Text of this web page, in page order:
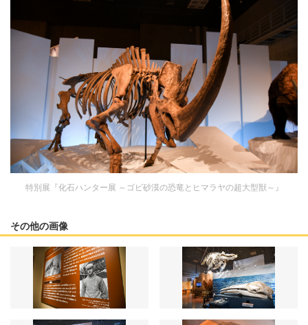
特別展『化石ハンター展 ～ゴビ砂漠の恐竜とヒマラヤの超大型獣～』
その他の画像